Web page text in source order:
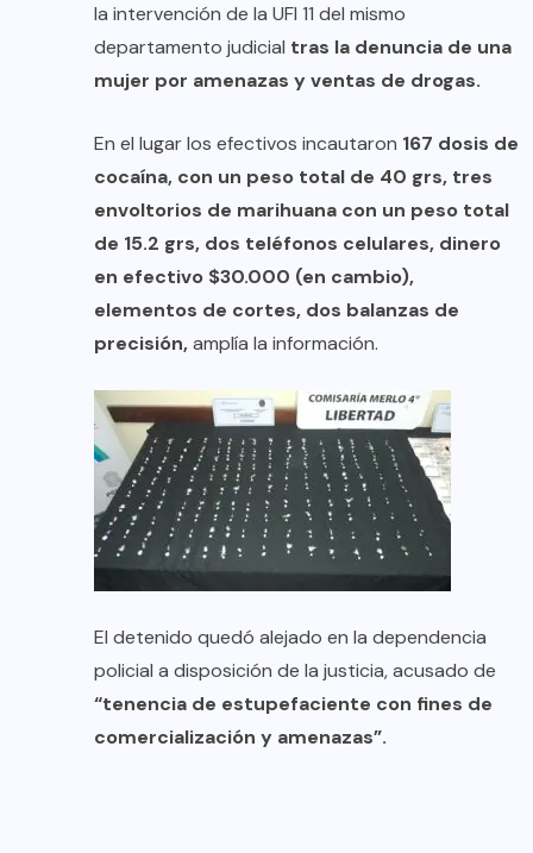
la intervención de la UFI 11 del mismo
departamento judicial tras la denuncia de una
mujer por amenazas y ventas de drogas.
En el lugar los efectivos incautaron 167 dosis de
cocaína, con un peso total de 40 grs, tres
envoltorios de marihuana con un peso total
de 15.2 grs, dos teléfonos celulares, dinero
en efectivo $30.000 (en cambio),
elementos de cortes, dos balanzas de
precisión,amplía la información.
El detenido quedó alejado en la dependencia
policial a disposición de la justicia, acusado de
“tenencia de estupefaciente con fines de
comercialización y amenazas”.